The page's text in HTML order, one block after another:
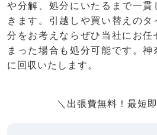
や分解、処分にいたるまで一貫
きます。引越しや買い替えの
分をお考えならぜひ当社にお任
まった場合も処分可能です。神
に回収いたします。
＼出張費無料！最短